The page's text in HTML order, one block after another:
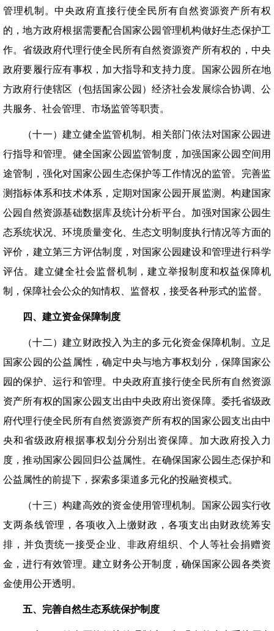
管理机制。中央政府直接行使全民所有自然资源资产所有权
的，地方政府根据需要配合国家公园管理机构做好生态保护工
作。省级政府代理行使全民所有自然资源资产所有权的，中央
政府要履行应有事权，加大指导和支持力度。国家公园所在地
方政府行使辖区（包括国家公园）经济社会发展综合协调、公
共服务、社会管理、市场监管等职责。
（十一）建立健全监管机制。相关部门依法对国家公园进
行指导和管理。健全国家公园监管制度，加强国家公园空间用
途管制，强化对国家公园生态保护等工作情况的监管。完善监
测指标体系和技术体系，定期对国家公园开展监测。构建国家
公园自然资源基础数据库及统计分析平台。加强对国家公园生
态系统状况、环境质量变化、生态文明制度执行情况等方面的
评价，建立第三方评估制度，对国家公园建设和管理进行科学
评估。建立健全社会监督机制，建立举报制度和权益保障机
制，保障社会公众的知情权、监督权，接受各种形式的监督。
四、建立资金保障制度
（十二）建立财政投入为主的多元化资金保障机制。立足
国家公园的公益属性，确定中央与地方事权划分，保障国家公
园的保护、运行和管理。中央政府直接行使全民所有自然资源
资产所有权的国家公园支出由中央政府出资保障。委托省级政
府代理行使全民所有自然资源资产所有权的国家公园支出由中
央和省级政府根据事权划分分别出资保障。加大政府投入力
度，推动国家公园回归公益属性。在确保国家公园生态保护和
公益属性的前提下，探索多渠道多元化的投融资模式。
（十三）构建高效的资金使用管理机制。国家公园实行收
支两条线管理，各项收入上缴财政，各项支出由财政统筹安
排，并负责统一接受企业、非政府组织、个人等社会捐赠资
金，进行有效管理。建立财务公开制度，确保国家公园各类资
金使用公开透明。
五、完善自然生态系统保护制度